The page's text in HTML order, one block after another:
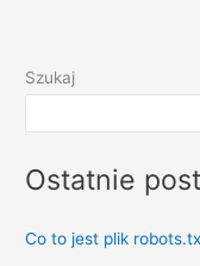
Szukaj
Ostatnie
Co to jest plik